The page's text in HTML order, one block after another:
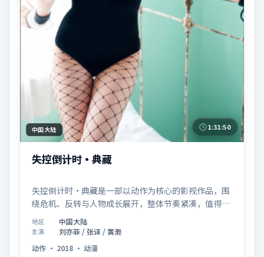
中国大陆 1:31:50
失控倒计时·典藏
失控倒计时·典藏是一部以动作为核心的影视作品，围
绕危机、反转与人物成长展开，整体节奏紧凑，值得推
荐观看。
地区 中国大陆
主演
刘亦菲 / 张译 / 黄渤
动作 · 2018 · 动漫